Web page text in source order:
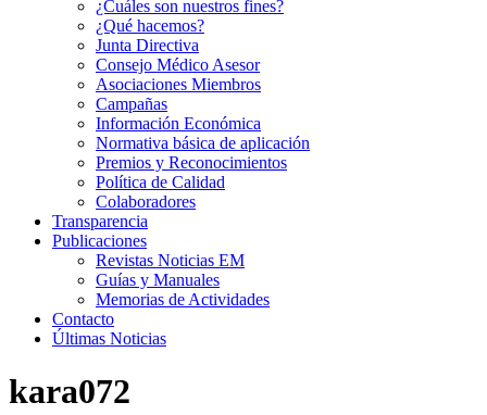
¿Cuáles son nuestros fines?
¿Qué hacemos?
Junta Directiva
Consejo Médico Asesor
Asociaciones Miembros
Campañas
Información Económica
Normativa básica de aplicación
Premios y Reconocimientos
Política de Calidad
Colaboradores
Transparencia
Publicaciones
Revistas Noticias EM
Guías y Manuales
Memorias de Actividades
Contacto
Últimas Noticias
kara072